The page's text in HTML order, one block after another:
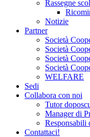
Rassegne
Notizie
Partner
Società
Società
Società
Società
WELFARE
Sedi
Collabora con noi
Tutor
Manager di
Responsabili
Contattaci!